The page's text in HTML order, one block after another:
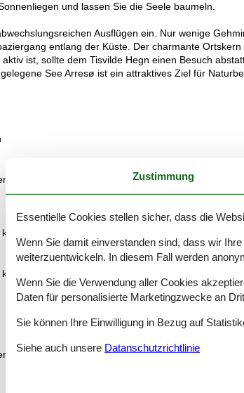
und lassen Sie die Seele baumeln.
Ausflügen ein. Nur wenige
entlang der Küste. Der charmante
ist, sollte dem Tisvilde Hegn einen Besuch
See Arresø ist ein attraktives Ziel für
Wasser, Dusche
Wasser, Dusche
Zustimmung
Essentielle Cookies stellen sicher, dass die
Wenn Sie damit einverstanden sind, dass wir
weiterzuentwickeln. In diesem Fall werden
Wenn Sie die Verwendung aller Cookies
Daten für personalisierte Marketingzwecke an
Sie können Ihre Einwilligung in Bezug auf
Siehe auch unsere Datanschutzrichtlinie